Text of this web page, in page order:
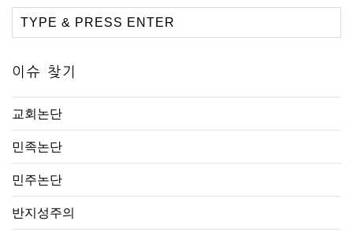
이슈 찾기
교회논단
민족논단
민주논단
반지성주의